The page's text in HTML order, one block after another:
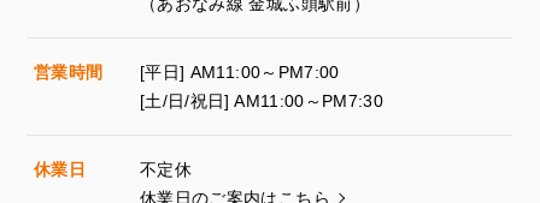
営業時間
[平日] AM11:00～PM7:00
[土/日/祝日] AM11:00～PM7:30
休業日
不定休
休業日のご案内はこちら